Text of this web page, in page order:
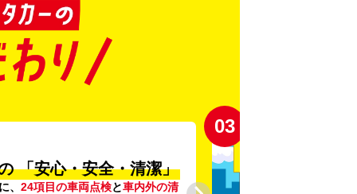
「安心・安全・清潔」
、 24項目の車両点検と車内外の清
03